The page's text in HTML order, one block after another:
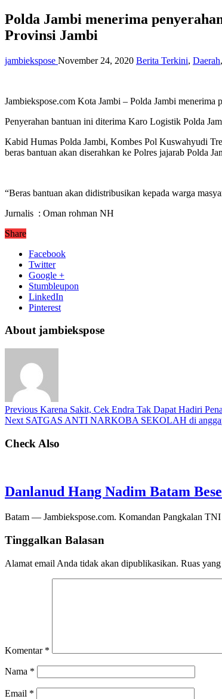
Polda Jambi menerima
Provinsi Jambi
jambiekspose November 24, 2020 Berita Terkini, Daerah,
Jambiekspose.com Kota Jambi – Polda Jambi
Penyerahan bantuan ini diterima Karo Logistik Polda
Kabid Humas Polda Jambi, Kombes Pol Kuswahyudi
beras bantuan akan diserahkan ke Polres jajarab Polda
“Beras bantuan akan didistribusikan kepada warga
Jurnalis : Oman rohman NH
Share
Facebook
Twitter
Google +
Stumbleupon
LinkedIn
Pinterest
About jambiekspose
Previous Karena Sakit, Cek Endra Tak Dapat Hadiri
Next SATGAS ANTI NARKOBA SEKOLAH di anggap
Check Also
Danlanud Hang Nadim Batam
Batam — Jambiekspose.com. Komandan Pangkalan
Tinggalkan Balasan
Alamat email Anda tidak akan dipublikasikan. Ruas
Komentar *
Nama *
Email *